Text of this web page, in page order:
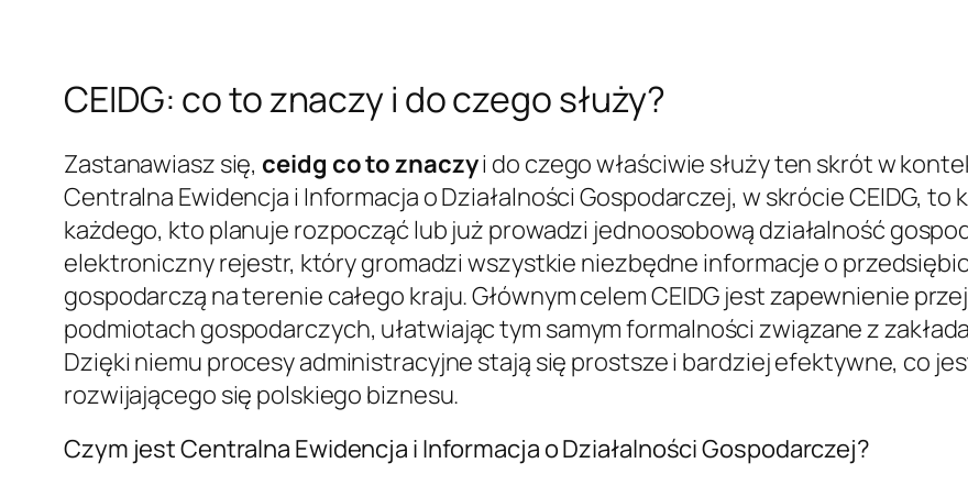
CEIDG: co to znaczy i do czego służy?
Zastanawiasz się, ceidg co to znaczyi do czego właściwie służy ten skrót w
Centralna Ewidencja i Informacja o Działalności Gospodarczej, w skrócie CEIDG,
każdego, kto planuje rozpocząć lub już prowadzi jednoosobową działalność
elektroniczny rejestr, który gromadzi wszystkie niezbędne informacje o
gospodarczą na terenie całego kraju. Głównym celem CEIDG jest zapewnienie
podmiotach gospodarczych, ułatwiając tym samym formalności związane z
Dzięki niemu procesy administracyjne stają się prostsze i bardziej efektywne, co
rozwijającego się polskiego biznesu.
Czym jest Centralna Ewidencja i Informacja o Działalności Gospodarczej?